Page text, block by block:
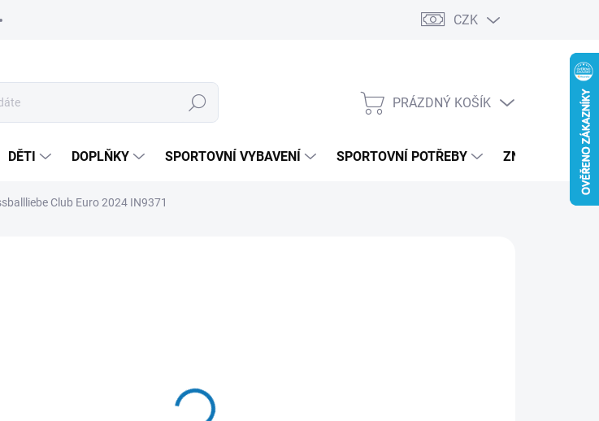
CZK
Hledat
NÁKUPNÍ
PRÁZDNÝ KOŠÍK
DĚTI DOPLŇKY SPORTOVNÍ VYBAVENÍ SPORTOVNÍ POTŘEBY ZNAČKY
Club Euro 2024 IN9371
MŮŽEME DORUČIT DO:
17.8.2026